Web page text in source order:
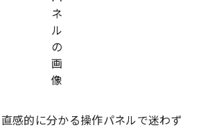
感的に分かる操作パネルで迷わず